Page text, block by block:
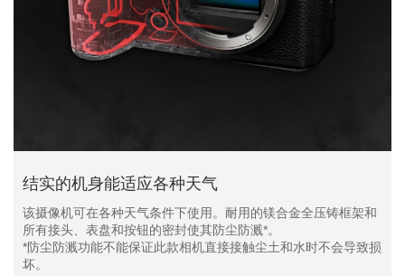
结实的机身能适应各种天气
该摄像机可在各种天气条件下使用。耐用的镁合金全压铸框架和
所有接头、表盘和按钮的密封使其防尘防溅*。
*防尘防溅功能不能保证此款相机直接接触尘土和水时不会导致损
坏。